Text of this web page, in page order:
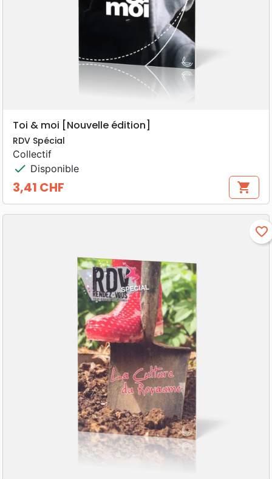
Toi & moi [Nouvelle édition]
RDV Spécial
Collectif
check Disponible
Prix
3,41 CHF shopping_cart
favorite_border